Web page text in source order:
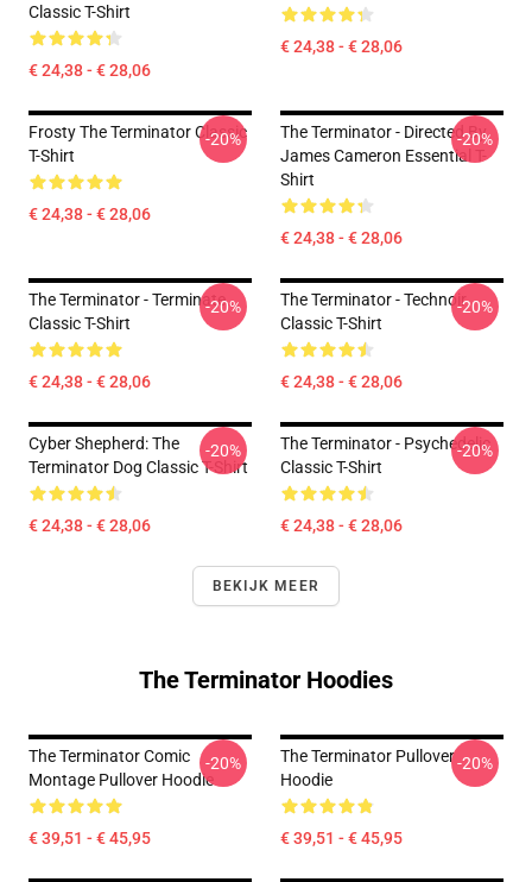
Classic T-Shirt
€ 24,38 - € 28,06
€ 24,38 - € 28,06
Frosty The Terminator Classic
T-Shirt
€ 24,38 - € 28,06
-20%
The Terminator - Directed By
James Cameron Essential T-
Shirt
€ 24,38 - € 28,06
-20%
The Terminator - Terminate...
Classic T-Shirt
€ 24,38 - € 28,06
-20%
The Terminator - Technoir
Classic T-Shirt
€ 24,38 - € 28,06
-20%
Cyber Shepherd: The
Terminator Dog Classic T-Shirt
€ 24,38 - € 28,06
-20%
The Terminator - Psychedelic
Classic T-Shirt
€ 24,38 - € 28,06
-20%
BEKIJK MEER
The Terminator Hoodies
The Terminator Comic
Montage Pullover Hoodie
€ 39,51 - € 45,95
-20%
The Terminator Pullover
Hoodie
€ 39,51 - € 45,95
-20%